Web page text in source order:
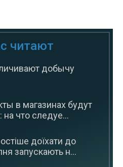
читают
добычу
в магазинах будут
на что следуе...
доїхати до
запускають н...